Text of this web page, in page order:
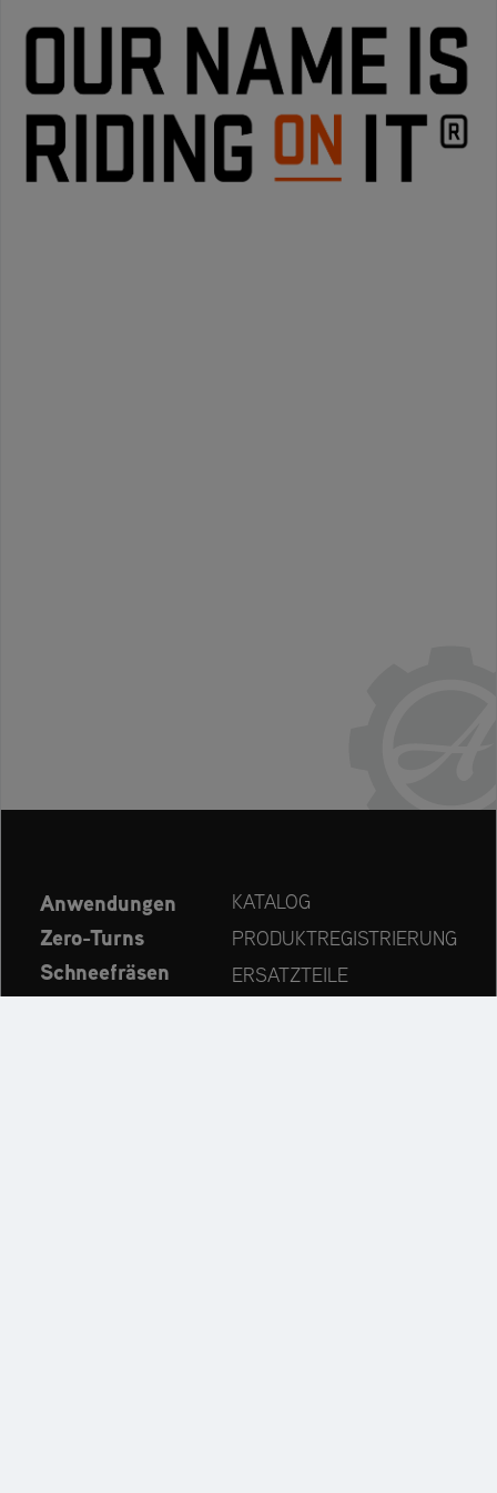
Anwendungen
Zero-Turns
Schneefräsen
Aktuelles
KATALOG
PRODUKTREGISTRIERUNG
ERSATZTEILE